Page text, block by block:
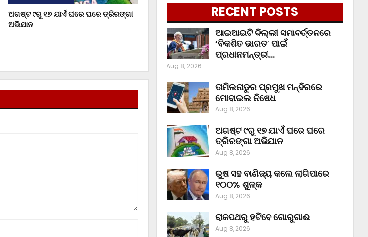
ଅଗଷ୍ଟ ୯ରୁ ୧୭ ଯାଏଁ ଘରେ ଘରେ ତ୍ରିରଙ୍ଗା
ଅଭିଯାନ
RECENT POSTS
ଆଇଆଇଟି ଦିଲ୍ଲୀ ସମାବର୍ତ୍ତନରେ
‘ବିକଶିତ ଭାରତ’ ପାଇଁ
ପ୍ରଧାନମନ୍ତ୍ରୀ…
Aug 8, 2026
ତାମିଲନାଡୁର ପ୍ରମୁଖ ମନ୍ଦିରରେ
ମୋବାଇଲ ନିଷେଧ
Aug 8, 2026
ଅଗଷ୍ଟ ୯ରୁ ୧୭ ଯାଏଁ ଘରେ ଘରେ
ତ୍ରିରଙ୍ଗା ଅଭିଯାନ
Aug 8, 2026
ରୁଷ ସହ ବାଣିଜ୍ୟ କଲେ ଲାଗିପାରେ
୧୦୦% ଶୁଳ୍କ
Aug 8, 2026
ରାଜପଥରୁ ହଟିବେ ଗୋରୁଗାଈ
Aug 8, 2026